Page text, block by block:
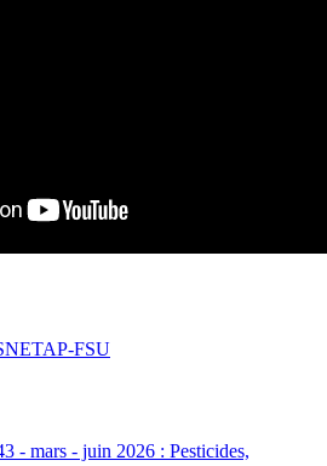
FSU
- mars - juin 2026 : Pesticides,